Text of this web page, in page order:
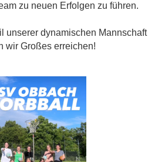
zu neuen Erfolgen zu führen.
unserer dynamischen Mannschaft
wir Großes erreichen!